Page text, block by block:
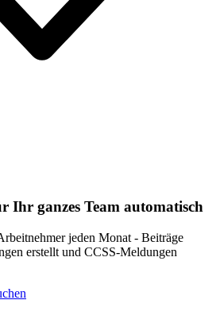
Ihr ganzes Team automatisch
jeden Monat - Beiträge
erstellt und CCSS-Meldungen